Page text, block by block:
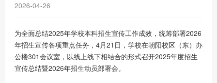
2026-04-26
为全面总结2025年学校本科招生宣传工作成效，统筹部署2026
年招生宣传各项重点任务，4月21日，学校在朝阳校区（东）办
公楼301会议室，以线上线下相结合的形式召开2025年度招生
宣传总结暨2026年招生动员部署会。